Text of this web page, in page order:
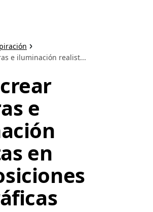
e iluminación realist...
e
en